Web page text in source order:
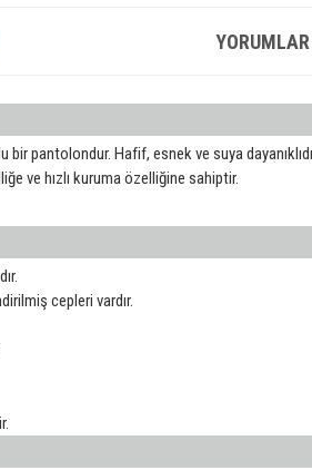
YORUMLAR
bir pantolondur. Hafif, esnek ve suya
ve hızlı kuruma özelliğine sahiptir.
cepleri vardır.